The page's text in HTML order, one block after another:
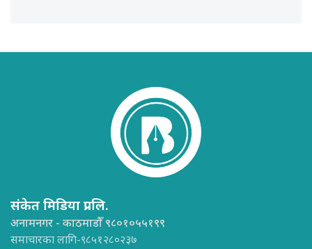
संकेत मिडिया प्रा.लि.
अनामनगर - काठमाडौँ ९८०१०५५१९९
समाचारका लागि-९८५१२८०२३७